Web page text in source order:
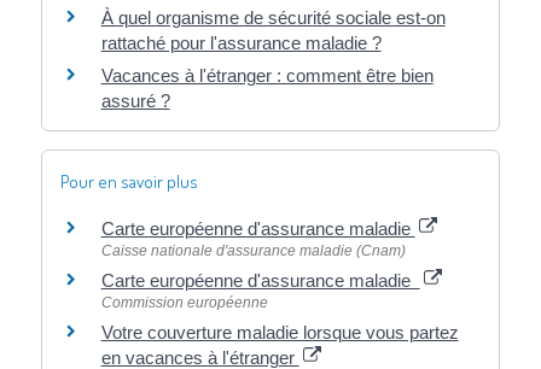
À quel organisme de sécurité sociale est-on
rattaché pour l'assurance maladie ?
Vacances à l'étranger : comment être bien
assuré ?
Pour en savoir plus
Carte européenne d'assurance maladie
Caisse nationale d'assurance maladie (Cnam)
Carte européenne d'assurance maladie
Commission européenne
Votre couverture maladie lorsque vous partez
en vacances à l'étranger